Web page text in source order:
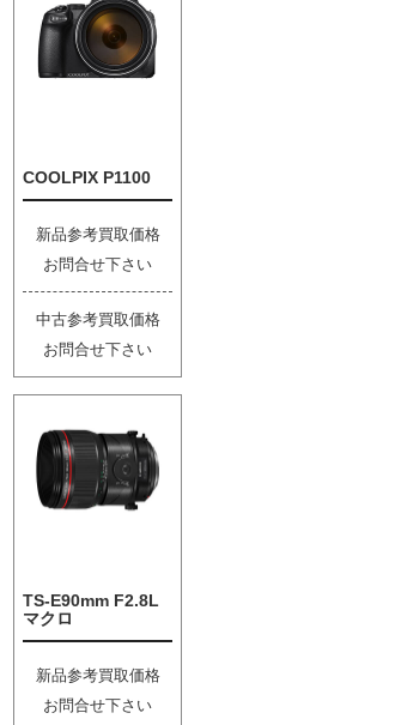
COOLPIX P1100
新品参考買取価格
お問合せ下さい
中古参考買取価格
お問合せ下さい
TS-E90mm F2.8L
マクロ
新品参考買取価格
お問合せ下さい